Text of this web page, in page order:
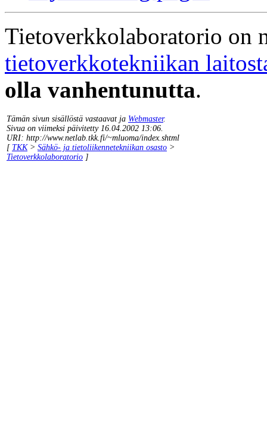
Tietoverkkolaboratorio on
tietoverkkotekniikan
olla vanhentunutta.
Tämän sivun sisällöstä vastaavat ja Webmaster.
Sivua on viimeksi päivitetty 16.04.2002 13:06.
URI: http://www.netlab.tkk.fi/~mluoma/index.shtml
[ TKK> Sähkö- ja tietoliikennetekniikan osasto >
Tietoverkkolaboratorio ]